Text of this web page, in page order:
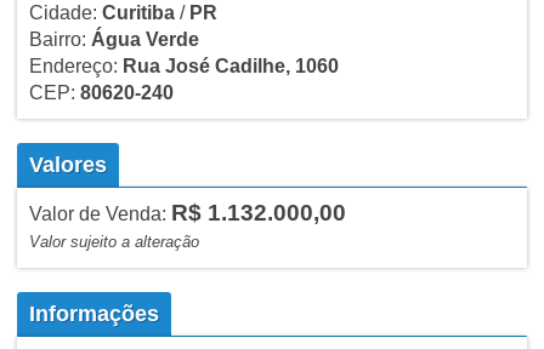
Cidade: Curitiba/ PR
Bairro: Água Verde
Endereço: Rua José Cadilhe, 1060
CEP: 80620-240
Valores
Valor de Venda: R$ 1.132.000,00
Valor sujeito a alteração
Informações